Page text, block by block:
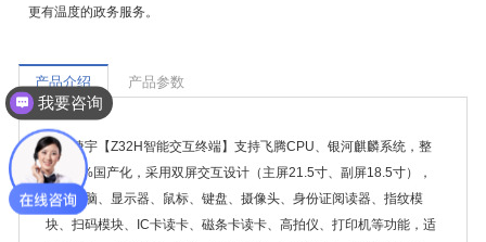
更有温度的政务服务。
产品介绍 产品参数
捷宇【Z32H智能交互终端】支持飞腾CPU、银河麒麟系统，整
机100%国产化，采用双屏交互设计（主屏21.5寸、副屏18.5寸），
集成电脑、显示器、鼠标、键盘、摄像头、身份证阅读器、指纹模
块、扫码模块、IC卡读卡、磁条卡读卡、高拍仪、打印机等功能，适
我要咨询